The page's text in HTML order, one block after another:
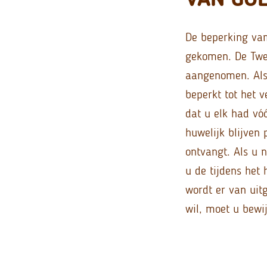
De beperking
gekomen. De
aangenomen.
beperkt tot het
dat u elk had
huwelijk blijven
ontvangt. Als u
u de tijdens het
wordt er van
wil, moet u